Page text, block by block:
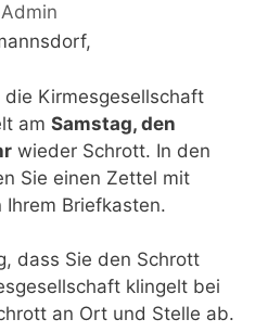
Kirmesgesellschaft
am Samstag, den
wieder Schrott. In den
Sie einen Zettel mit
Briefkasten.
dass Sie den Schrott
klingelt bei
an Ort und Stelle ab.